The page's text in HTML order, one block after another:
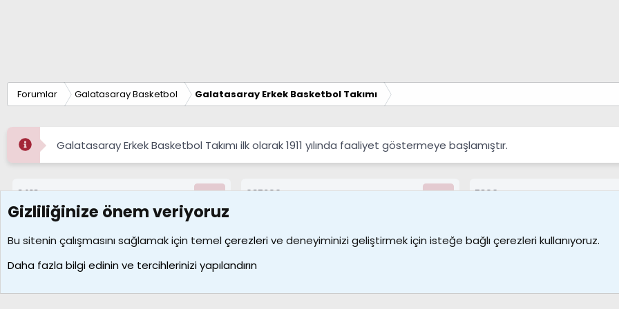
Forumlar Galatasaray Basketbol Galatasaray Erkek Basketbol Takımı
Galatasaray Erkek Basketbol Takımı ilk olarak 1911 yılında faaliyet göstermeye başlamıştır.
8413
Konular
687296
7390
Çerezler Bize ulaşın
Galatasaray Basketbol | GS Basket Taraftar Platformu
Gizliliğinize önem veriyoruz
Bu sitenin çalışmasını sağlamak için temelçerezlerive deneyiminizi geliştirmek için isteğe bağlı çerezleri kullanıyoruz.
Daha fazla bilgi edinin ve tercihlerinizi yapılandırın